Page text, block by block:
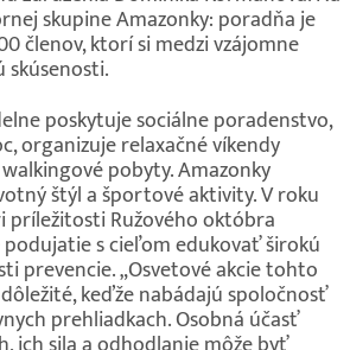
skupine Amazonky: poradňa je
členov, ktorí si medzi vzájomne
skúsenosti.
poskytuje sociálne poradenstvo,
organizuje relaxačné víkendy
pobyty. Amazonky
štýl a športové aktivity. V roku
príležitosti Ružového októbra
s cieľom edukovať širokú
prevencie. „Osvetové akcie tohto
keďže nabádajú spoločnosť
prehliadkach. Osobná účasť